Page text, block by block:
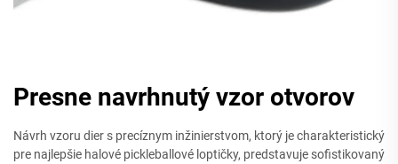
Presne navrhnutý vzor otvorov
Návrh vzoru dier s precíznym inžinierstvom, ktorý je charakteristický
pre najlepšie halové pickleballové loptičky, predstavuje sofistikovaný